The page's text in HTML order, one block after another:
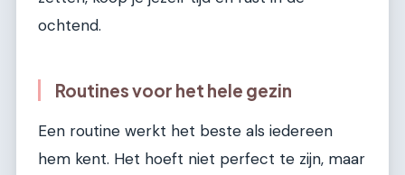
ochtend.
Routines voor het hele gezin
Een routine werkt het beste als iedereen
hem kent. Het hoeft niet perfect te zijn, maar